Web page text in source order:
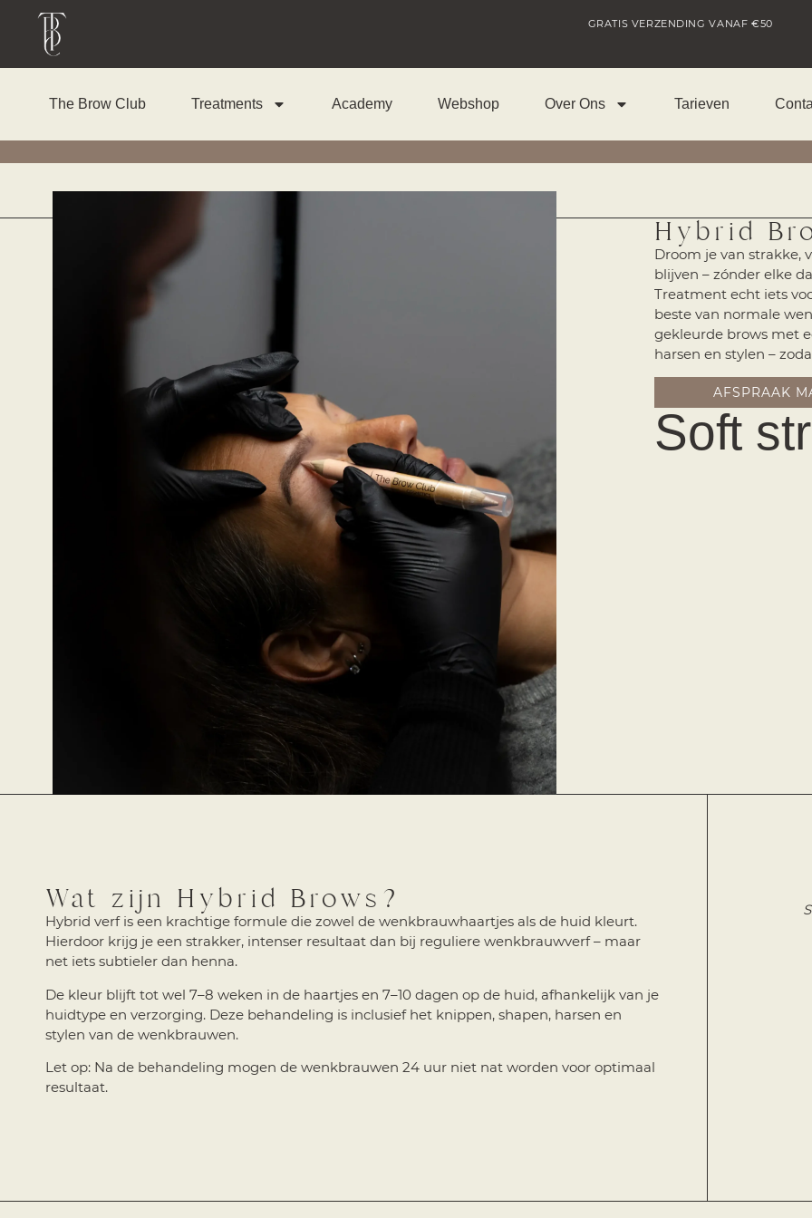
GRATIS VERZENDING VANAF €50
The Brow Club Treatments Academy Webshop Over Ons Tarieven
Hybrid
Droom je van strakke,
blijven – zónder elke
Treatment echt iets
beste van normale
gekleurde brows met
harsen en stylen –
AFSPRAAK
Soft
Wat zijn Hybrid Brows?
Hybrid verf is een krachtige formule die zowel de wenkbrauwhaartjes als de huid kleurt.
Hierdoor krijg je een strakker, intenser resultaat dan bij reguliere wenkbrauwverf – maar
net iets subtieler dan henna.
De kleur blijft tot wel 7–8 weken in de haartjes en 7–10 dagen op de huid, afhankelijk van je
huidtype en verzorging. Deze behandeling is inclusief het knippen, shapen, harsen en
stylen van de wenkbrauwen.
Let op: Na de behandeling mogen de wenkbrauwen 24 uur niet nat worden voor optimaal
resultaat.
Tot wel 8 weken resultaat op de haartjes! Strakkere, voller